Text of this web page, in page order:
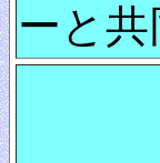
ーと共